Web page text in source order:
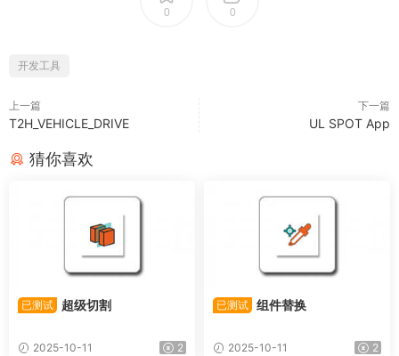
0 0
开发工具
上一篇
T2H_VEHICLE_DRIVE
下一篇
UL SPOT App
猜你喜欢
已测试 超级切割
2025-10-11 2
已测试 组件替换
2025-10-11 2